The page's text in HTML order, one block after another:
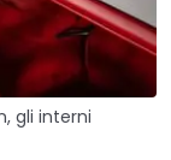
gli interni